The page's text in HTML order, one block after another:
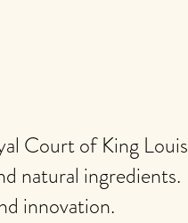
Court of King Louis
natural ingredients.
innovation.